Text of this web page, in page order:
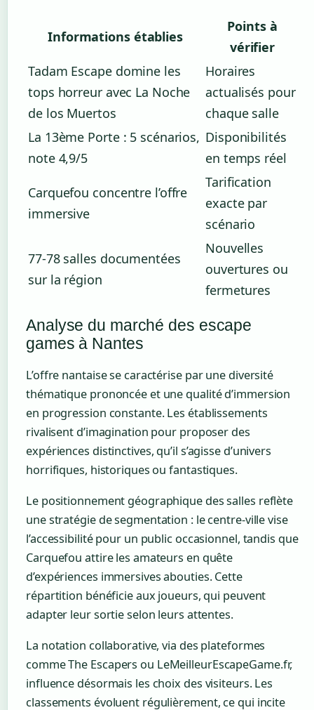
Informations établies
Points à
vérifier
Tadam Escape domine les
tops horreur avec La Noche
de los Muertos
Horaires
actualisés pour
chaque salle
La 13ème Porte : 5 scénarios,
note 4,9/5
Disponibilités
en temps réel
Carquefou concentre l’offre
immersive
Tarification
exacte par
scénario
77-78 salles documentées
sur la région
Nouvelles
ouvertures ou
fermetures
Analyse du marché des escape
games à Nantes
L’offre nantaise se caractérise par une diversité
thématique prononcée et une qualité d’immersion
en progression constante. Les établissements
rivalisent d’imagination pour proposer des
expériences distinctives, qu’il s’agisse d’univers
horrifiques, historiques ou fantastiques.
Le positionnement géographique des salles reflète
une stratégie de segmentation : le centre-ville vise
l’accessibilité pour un public occasionnel, tandis que
Carquefou attire les amateurs en quête
d’expériences immersives abouties. Cette
répartition bénéficie aux joueurs, qui peuvent
adapter leur sortie selon leurs attentes.
La notation collaborative, via des plateformes
comme The Escapers ou LeMeilleurEscapeGame.fr,
influence désormais les choix des visiteurs. Les
classements évoluent régulièrement, ce qui incite